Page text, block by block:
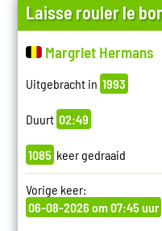
Laisse rouler le
Margriet Hermans
Uitgebracht in 1993
Duurt 02:49
1085 keer gedraaid
Vorige keer:
06-08-2026 om 07:45 uur